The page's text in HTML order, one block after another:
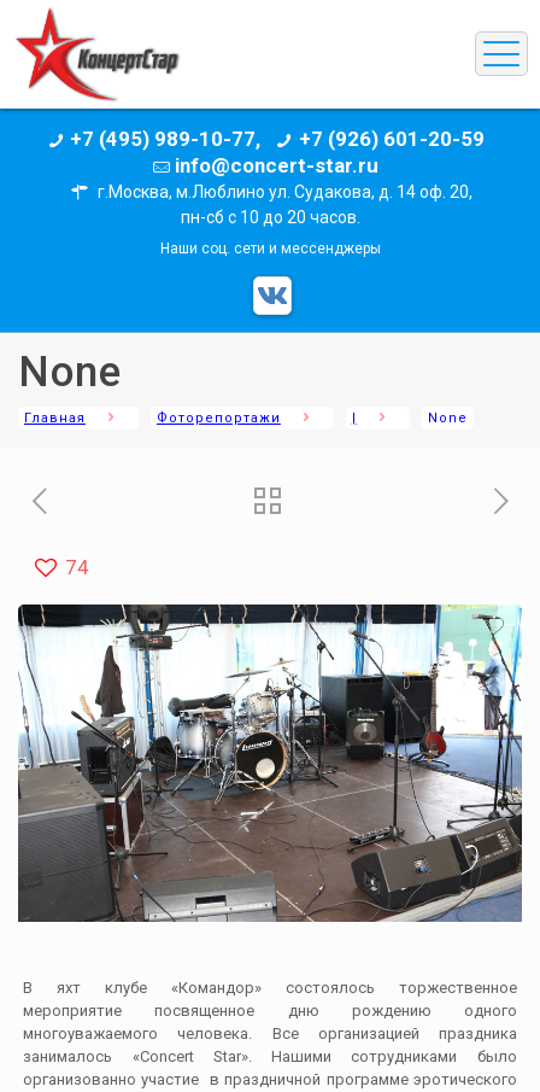
+7 (495) 989-10-77,
+7 (926) 601-20-59
info@concert-star.ru
г.Москва, м.Люблино ул. Судакова, д. 14 оф. 20,
пн-сб с 10 до 20 часов.
Наши соц. сети и мессенджеры
None
Главная Фоторепортажи | None
74
В яхт клубе «Командор» состоялось торжественное
мероприятие посвященное дню рождению одного
многоуважаемого человека. Все организацией праздника
занималось «Concert Star». Нашими сотрудниками было
организованно участие в праздничной программе эротического